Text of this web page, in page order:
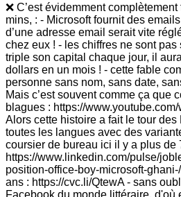
❌ C’est évidemment
mins, : - Microsoft fournit des
d’une adresse email serait vite
chez eux ! - les chiffres ne sont
triple son capital chaque jour, il
dollars en un mois ! - cette fable
personne sans nom, sans date,
Mais c’est souvent comme ça que
blagues : https://
Alors cette histoire a fait le tour
toutes les langues avec des
coursier de bureau ici il y a plus de
https://www.linkedin.com/pulse/
position-office-boy-microsoft-
ans : https://cvc.li/QtewA - sans
Facebook du monde littéraire, d'où